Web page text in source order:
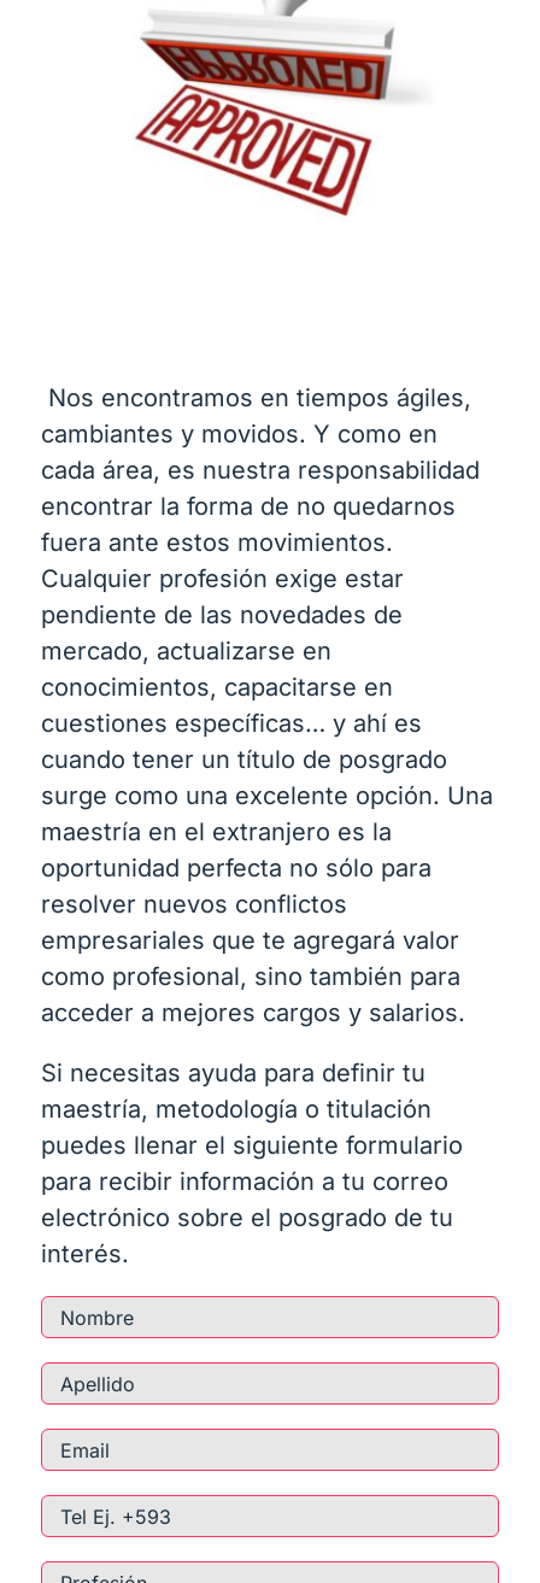
Nos encontramos en tiempos ágiles,
cambiantes y movidos. Y como en
cada área, es nuestra responsabilidad
encontrar la forma de no quedarnos
fuera ante estos movimientos.
Cualquier profesión exige estar
pendiente de las novedades de
mercado, actualizarse en
conocimientos, capacitarse en
cuestiones específicas… y ahí es
cuando tener un título de posgrado
surge como una excelente opción. Una
maestría en el extranjero es la
oportunidad perfecta no sólo para
resolver nuevos conflictos
empresariales que te agregará valor
como profesional, sino también para
acceder a mejores cargos y salarios.
Si necesitas ayuda para definir tu
maestría, metodología o titulación
puedes llenar el siguiente formulario
para recibir información a tu correo
electrónico sobre el posgrado de tu
interés.